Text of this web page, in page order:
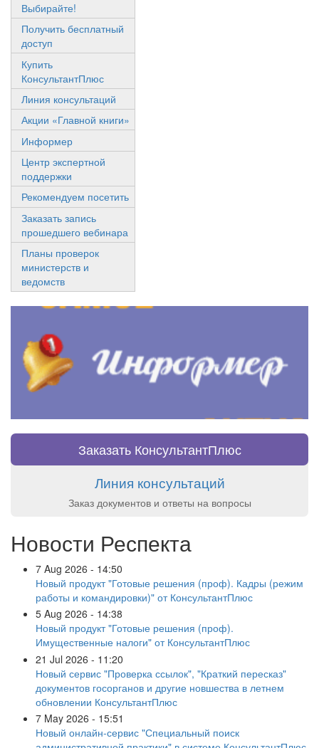
Выбирайте!
Получить бесплатный
доступ
Купить
КонсультантПлюс
Линия консультаций
Акции «Главной книги»
Информер
Центр экспертной
поддержки
Рекомендуем посетить
Заказать запись
прошедшего вебинара
Планы проверок
министерств и
ведомств
Заказать КонсультантПлюс
Линия консультаций
Заказ документов и ответы на вопросы
Новости Респекта
7 Aug 2026 - 14:50
Новый продукт "Готовые решения (проф). Кадры (режим
работы и командировки)" от КонсультантПлюс
5 Aug 2026 - 14:38
Новый продукт "Готовые решения (проф).
Имущественные налоги" от КонсультантПлюс
21 Jul 2026 - 11:20
Новый сервис "Проверка ссылок", "Краткий пересказ"
документов госорганов и другие новшества в летнем
обновлении КонсультантПлюс
7 May 2026 - 15:51
Новый онлайн-сервис "Специальный поиск